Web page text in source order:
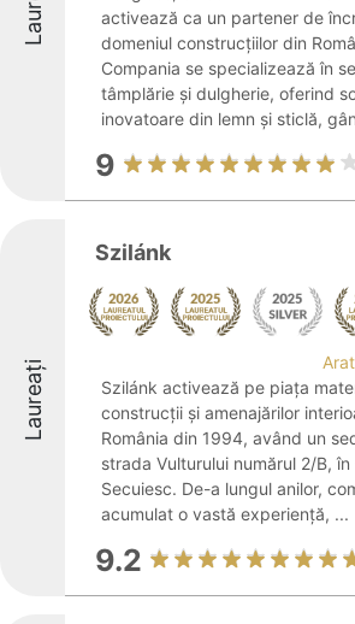
activează ca un partener de
domeniul construcțiilor din
Compania se specializează în
tâmplărie și dulgherie, oferind
inovatoare din lemn și sticlă,
9
Laureați
Szilánk
Szilánk activează pe piața
construcții și amenajărilor
România din 1994, având un
strada Vulturului numărul 2/B, în
Secuiesc. De-a lungul anilor,
acumulat o vastă experiență, ...
9.2